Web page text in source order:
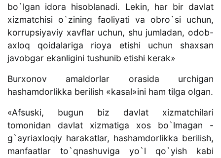
bo`lgan idora hisoblanadi. Lekin, har bir davlat
xizmatchisi o`zining faoliyati va obro`si uchun,
korrupsiyaviy xavflar uchun, shu jumladan, odob-
axloq qoidalariga rioya etishi uchun shaxsan
javobgar ekanligini tushunib etishi kerak»
Burxonov amaldorlar orasida urchigan
hashamdorlikka berilish «kasal»ini ham tilga olgan.
«Afsuski, bugun biz davlat xizmatchilari
tomonidan davlat xizmatiga xos bo`lmagan -
g`ayriaxloqiy harakatlar, hashamdorlikka berilish,
manfaatlar to`qnashuviga yo`l qo`yish kabi